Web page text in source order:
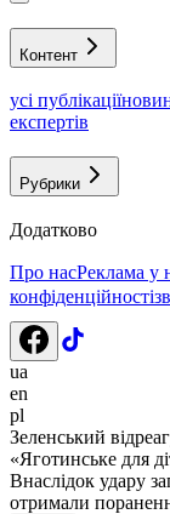
Контент
усі публікації
експертів
Рубрики
Додатково
Про насРеклама у
конфіденційності
ua
en
pl
Зеленський
«Яготинське для
Внаслідок удару
отримали